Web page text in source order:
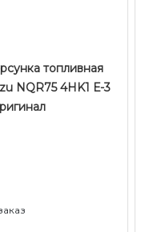
топливная
NQR75 4HK1 Е-3